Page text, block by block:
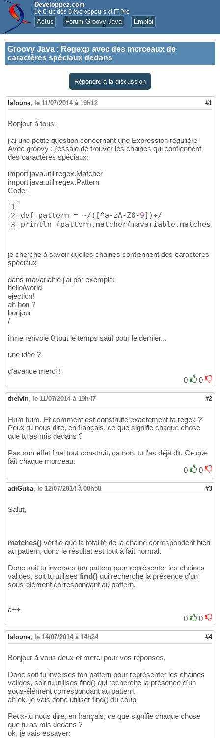
Developpez.com
Le Club des Développeurs et IT Pro
Actus Forum Groovy Java Emploi
Groovy Java : Regexp avec des morceaux de
caractères spéciaux dedans
Répondre à la discussion
laloune, le 11/07/2014 à 19h12 #1
Bonjour à tous,
j'ai une petite question concernant une Expression régulière
Avec groovy : j'essaie de trouver les chaines qui contiennent
des caractères spéciaux:
import java.util.regex.Matcher
import java.util.regex.Pattern
Code :
1
2
3
def pattern = ~/ ( [^a-zA-Z0-9] )+/
println
(pattern.matcher(mavariable.matches
je cherche à savoir quelles chaines contiennent des caractères
spéciaux
dans mavariable j'ai par exemple:
hello/world
ejection!
ah bon ?
bonjour
/
il me renvoie 0 tout le temps sauf pour le dernier...
une idée ?
d'avance merci !
0
0
thelvin, le 11/07/2014 à 19h47 #2
Hum hum. Et comment est construite exactement ta regex ?
Peux-tu nous dire, en français, ce que signifie chaque chose
que tu as mis dedans ?
Pas son effet final tout construit, ça non, tu l'as déjà dit. Ce que
fait chaque morceau.
0
0
adiGuba, le 12/07/2014 à 08h58 #3
Salut,
matches() vérifie que la totalité de la chaine correspondent bien
au pattern, donc le résultat est tout à fait normal.
Donc soit tu inverses ton pattern pour représenter les chaines
valides, soit tu utilises find() qui recherche la présence d'un
sous-élément correspondant au pattern.
a++
0
0
laloune, le 14/07/2014 à 14h24 #4
Bonjour à vous deux et merci pour vos réponses,
Donc soit tu inverses ton pattern pour représenter les chaines
valides, soit tu utilises find() qui recherche la présence d'un
sous-élément correspondant au pattern.
ah ok, je vais donc utiliser find() du coup
Peux-tu nous dire, en français, ce que signifie chaque chose
que tu as mis dedans ?
ok, je vais essayer: